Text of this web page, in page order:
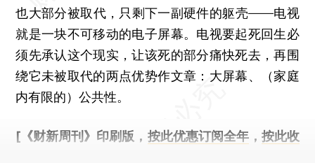
也大部分被取代，只剩下一副硬件的躯壳——电视
就是一块不可移动的电子屏幕。电视要起死回生必
须先承认这个现实，让该死的部分痛快死去，再围
绕它未被取代的两点优势作文章：大屏幕、（家庭
内有限的）公共性。
[《财新周刊》印刷版， 按此优惠订阅全年， 按此收